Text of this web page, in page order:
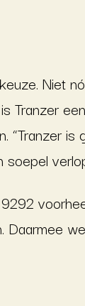
Niet
Tranzer
“Tranzer
Daarmee